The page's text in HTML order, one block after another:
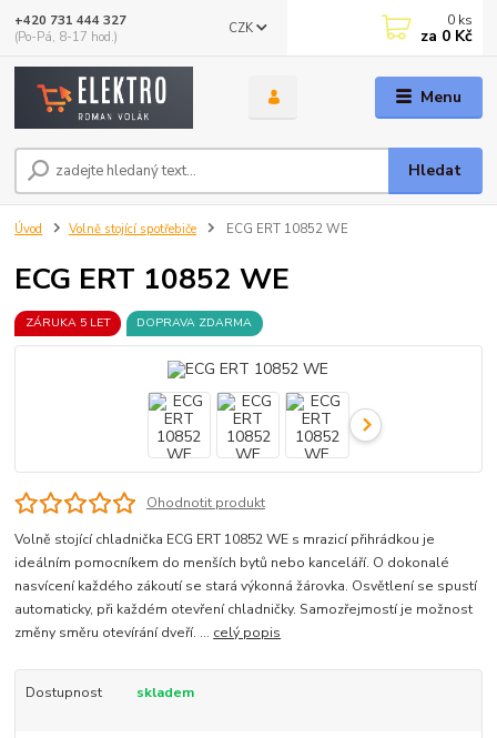
Menu
CZK
Hledat
+420 731 444 327
(Po-Pá, 8-17 hod.)
0 ks
za 0 Kč
Úvod Volně stojící spotřebiče ECG ERT 10852 WE
ECG ERT 10852 WE
ZÁRUKA 5 LET DOPRAVA ZDARMA
Ohodnotit produkt
Volně stojící chladnička ECG ERT 10852 WE s mrazicí přihrádkou je
ideálním pomocníkem do menších bytů nebo kanceláří. O dokonalé
nasvícení každého zákoutí se stará výkonná žárovka. Osvětlení se spustí
automaticky, při každém otevření chladničky. Samozřejmostí je možnost
změny směru otevírání dveří. ... celý popis
Dostupnost skladem